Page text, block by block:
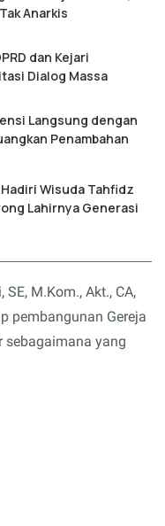
Anarkis
dan Kejari
Dialog Massa
Langsung dengan
Penambahan
Wisuda Tahfidz
Lahirnya Generasi
M.Kom., Akt., CA,
pembangunan Gereja
sebagaimana yang